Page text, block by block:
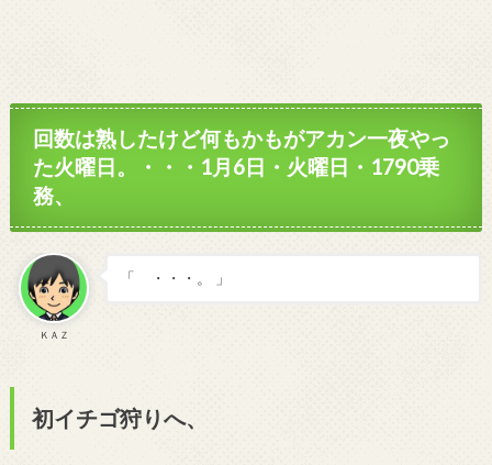
回数は熟したけど何もかもがアカン一夜やっ
た火曜日。・・・1月6日・火曜日・1790乗
務、
ＫＡＺ
「 ・・・。 」
初イチゴ狩りへ、